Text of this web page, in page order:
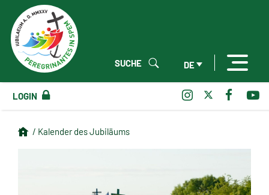
DE
SUCHE
LOGIN
/ Kalender des Jubiläums